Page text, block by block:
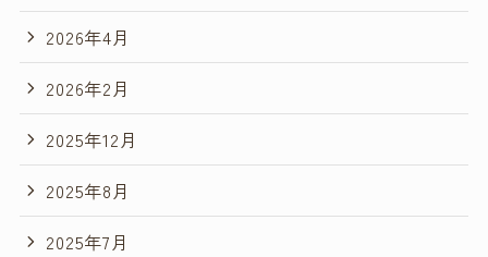
2026年4月
2026年2月
2025年12月
2025年8月
2025年7月